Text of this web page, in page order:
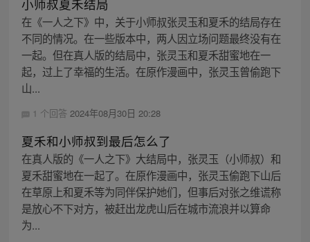
小师叔夏禾结局
在《一人之下》中，关于小师叔张灵玉和夏禾的结局存在
不同的情况。在一些版本中，两人因立场问题最终没有在
一起。但在真人版的结局中，张灵玉和夏禾甜蜜地在一
起，过上了幸福的生活。在原作漫画中，张灵玉曾偷跑下
山...
1 个回答 2024年08月30日 20:28
夏禾和小师叔到最后怎么了
在真人版的《一人之下》大结局中，张灵玉（小师叔）和
夏禾甜蜜地在一起了。在原作漫画中，张灵玉偷跑下山后
在草原上和夏禾等为同伴保护她们，但事后对张之维谎称
是放心不下对方，被赶出龙虎山后在城市流浪并以算命
为...